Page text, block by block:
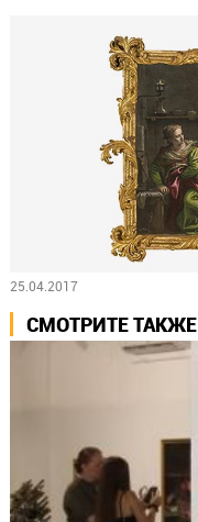
25.04.2017
СМОТРИТЕ ТАКЖЕ